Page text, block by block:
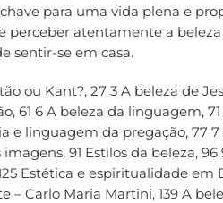
para uma vida plena e
perceber atentamente a
sentir-se em casa.
ou Kant?, 27 3 A beleza de
61 6 A beleza da linguagem,
linguagem da pregação, 77 7
91 Estilos da beleza, 96 9
Estética e espiritualidade
– Carlo Maria Martini, 139 A